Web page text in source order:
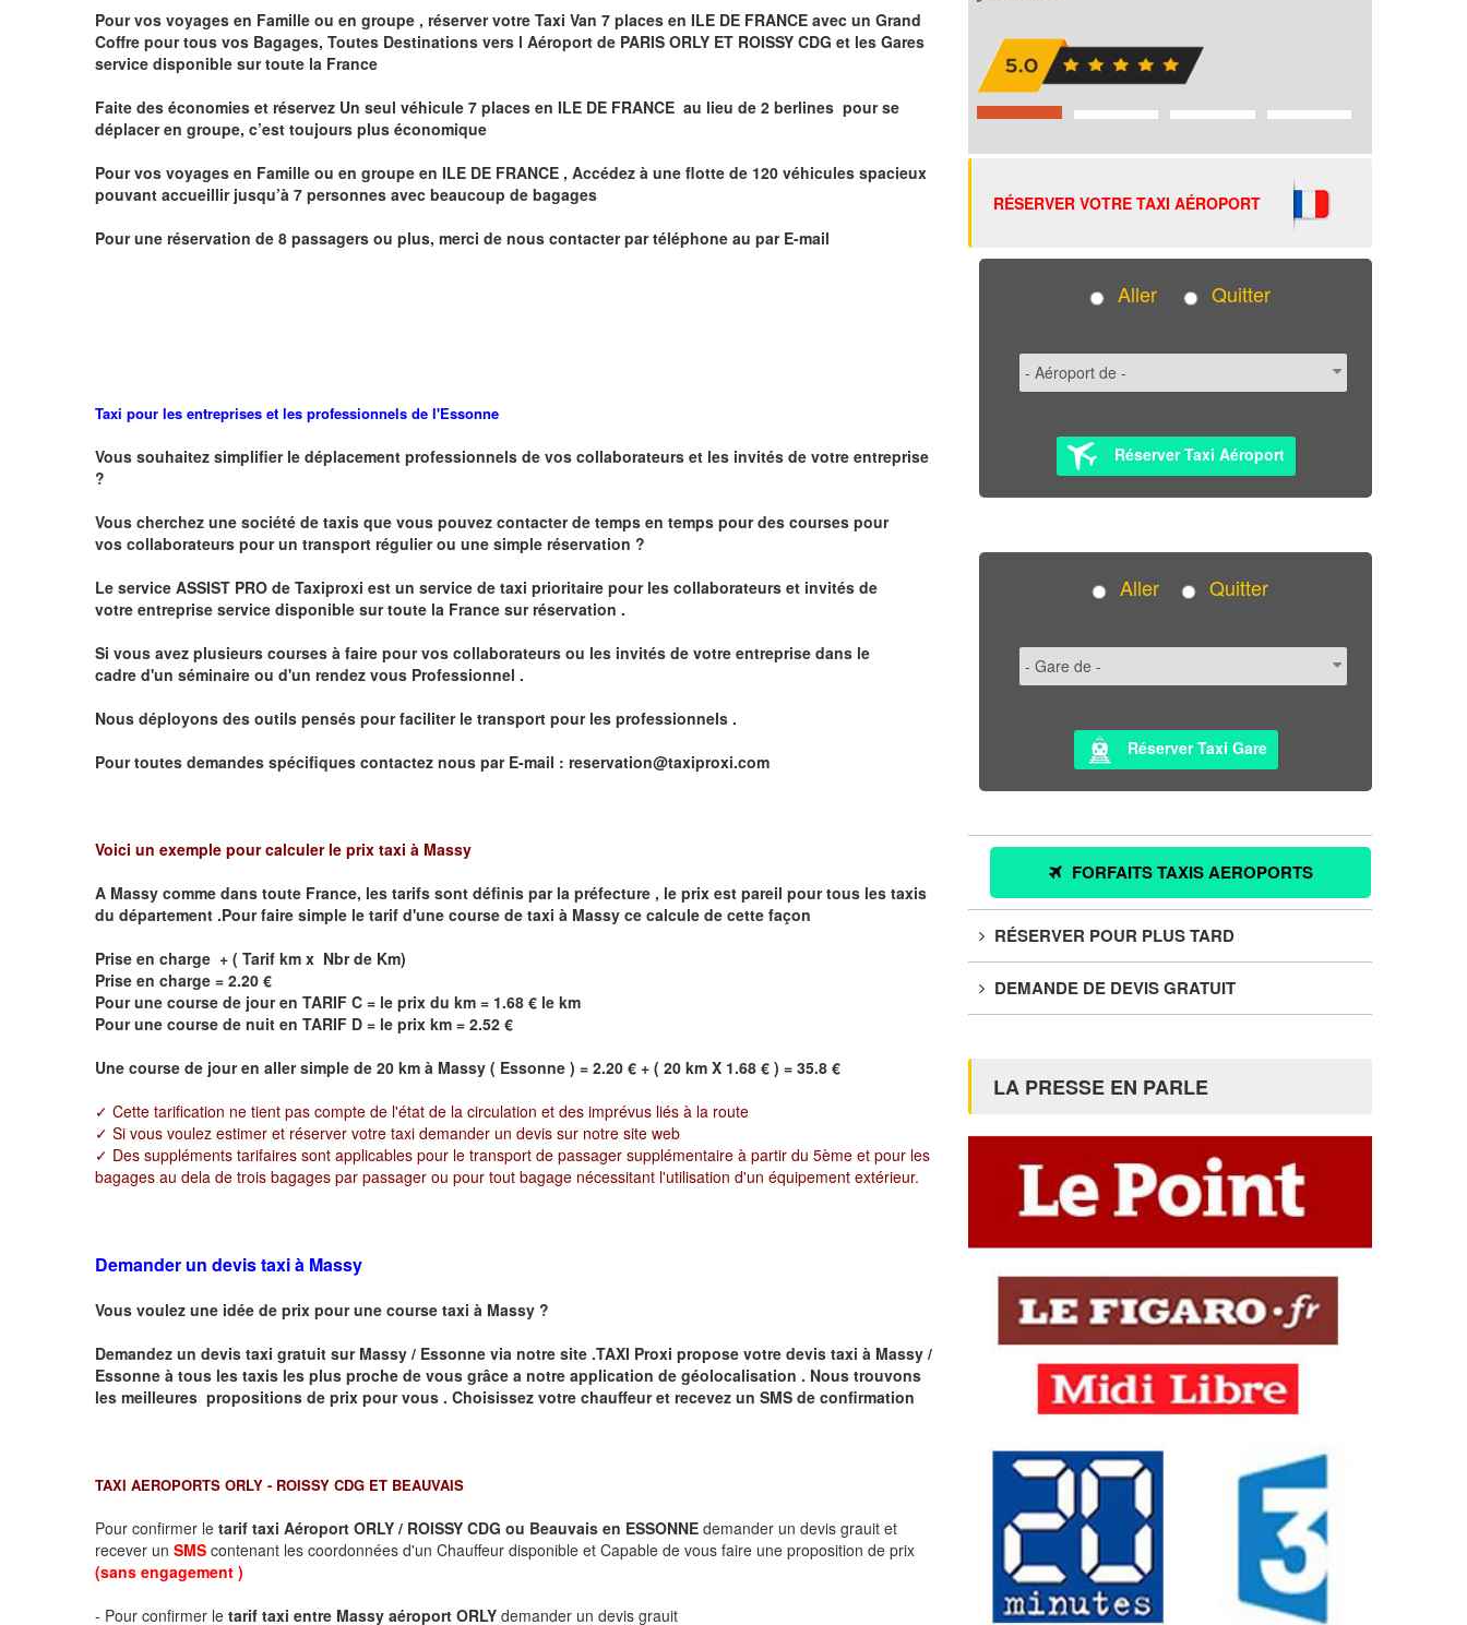
Pour vos voyages en Famille ou en groupe , réserver votre Taxi Van 7 places en ILE DE FRANCE avec un Grand
Coffre pour tous vos Bagages, Toutes Destinations vers l Aéroport de PARIS ORLY ET ROISSY CDG et les Gares
service disponible sur toute la France
Faite des économies et réservez Un seul véhicule 7 places en ILE DE FRANCE au lieu de 2 berlines pour se
déplacer en groupe, c’est toujours plus économique
Pour vos voyages en Famille ou en groupe en ILE DE FRANCE , Accédez à une flotte de 120 véhicules spacieux
pouvant accueillir jusqu’à 7 personnes avec beaucoup de bagages
Pour une réservation de 8 passagers ou plus, merci de nous contacter par téléphone au par E-mail
Taxi pour les entreprises et les professionnels de l'Essonne
Vous souhaitez simplifier le déplacement professionnels de vos collaborateurs et les invités de votre entreprise
?
Vous cherchez une société de taxis que vous pouvez contacter de temps en temps pour des courses pour
vos collaborateurs pour un transport régulierou une simple réservation ?
Le service ASSIST PRO de Taxiproxi est un service de taxi prioritaire pour les collaborateurs et invités de
votre entreprise service disponible sur toute la France sur réservation .
Si vous avez plusieurs courses à faire pour vos collaborateurs ou les invités de votre entreprise dans le
cadre d'un séminaire ou d'un rendez vous Professionnel .
Nous déployons des outils pensés pour faciliter le transport pour les professionnels .
Pour toutes demandes spécifiques contactez nous par E-mail : reservation@taxiproxi.com
Voici un exemple pour calculer le prix taxi à Massy
A Massy comme dans toute France, les tarifs sont définis par la préfecture , le prix est pareil pour tous les taxis
du département .Pour faire simple le tarif d'une course de taxi à Massy ce calcule de cette façon
Prise en charge + ( Tarif km x Nbr de Km)
Prise en charge = 2.20 €
Pour une course de jour en TARIF C = le prix du km = 1.68 € le km
Pour une course de nuit en TARIF D = le prix km = 2.52 €
Une course de jour en aller simple de 20 km à Massy ( Essonne ) = 2.20 € + ( 20 km X 1.68 € ) = 35.8 €
✓ Cette tarification ne tient pas compte de l'état de la circulation et des imprévus liés à la route
✓ Si vous voulez estimer et réserver votre taxi demander un devis sur notre site web
✓ Des suppléments tarifaires sont applicables pour le transport de passager supplémentaire à partir du 5ème et pour les
bagages au dela de trois bagages par passager ou pour tout bagage nécessitant l'utilisation d'un équipement extérieur.
Demander un devis taxi à Massy
Vous voulez une idée de prix pour une course taxi à Massy ?
Demandez un devis taxi gratuit sur Massy / Essonne via notre site .TAXI Proxi propose votre devis taxi à Massy /
Essonne à tous les taxis les plus proche de vous grâce a notre application de géolocalisation . Nous trouvons
les meilleures propositions de prix pour vous . Choisissez votre chauffeur et recevez un SMS de confirmation
TAXI AEROPORTS ORLY - ROISSY CDG ET BEAUVAIS
Pour confirmer le tarif taxi Aéroport ORLY / ROISSY CDG ou Beauvais en ESSONNE demander un devis grauit et
recever un SMS contenant les coordonnées d'un Chauffeur disponible et Capable de vous faire une proposition de prix
(sans engagement )
- Pour confirmer le tarif taxi entre Massy aéroport ORLY demander un devis grauit
RÉSERVER VOTRE TAXI AÉROPORT
Aller Quitter
Réserver Taxi Aéroport
Aller Quitter
Réserver Taxi Gare
FORFAITS TAXIS AEROPORTS
RÉSERVER POUR PLUS TARD
DEMANDE DE DEVIS GRATUIT
LA PRESSE EN PARLE